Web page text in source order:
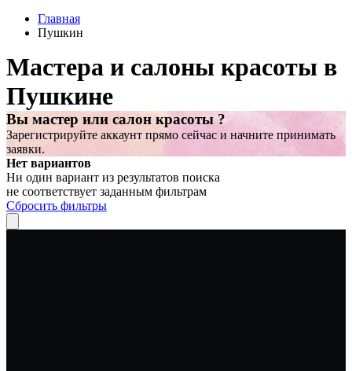
Главная
Пушкин
Мастера и салоны красоты в
Пушкине
Вы мастер или салон красоты ?
Зарегистрируйте аккаунт прямо сейчас и начните принимать
заявки.
Нет вариантов
Ни один вариант из результатов поиска
не соответствует заданным фильтрам
Сбросить фильтры